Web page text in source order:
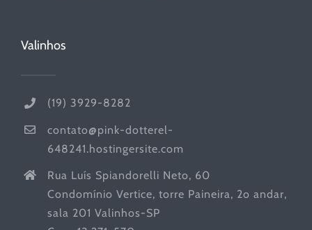
Valinhos
(19) 3929-8282
contato@pink-dotterel-
648241.hostingersite.com
Rua Luís Spiandorelli Neto, 60
Condomínio Vertice, torre Paineira, 2o andar,
sala 201 Valinhos-SP